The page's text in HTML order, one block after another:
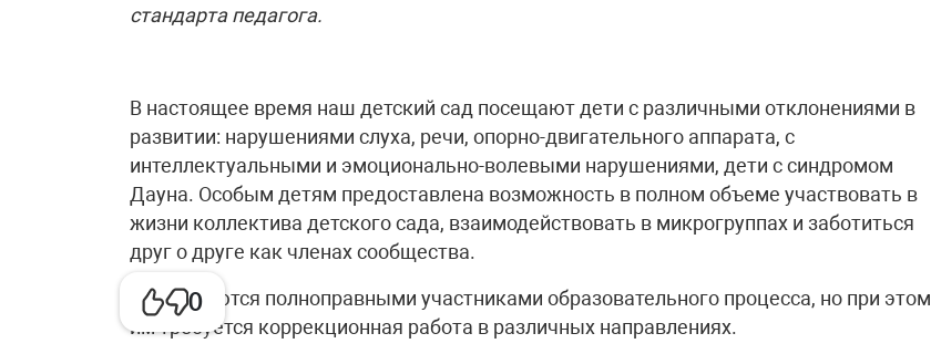
0
стандарта педагога.
В настоящее время наш детский сад посещают дети с различными отклонениями в
развитии: нарушениями слуха, речи, опорно-двигательного аппарата, с
интеллектуальными и эмоционально-волевыми нарушениями, дети с синдромом
Дауна. Особым детям предоставлена возможность в полном объеме участвовать в
жизни коллектива детского сада, взаимодействовать в микрогруппах и заботиться
друг о друге как членах сообщества.
Они являются полноправными участниками образовательного процесса, но при этом
им требуется коррекционная работа в различных направлениях.